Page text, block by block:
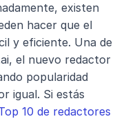
existen
hacer que el
y eficiente. Una de
el nuevo redactor
popularidad
igual. Si estás
10 de redactores